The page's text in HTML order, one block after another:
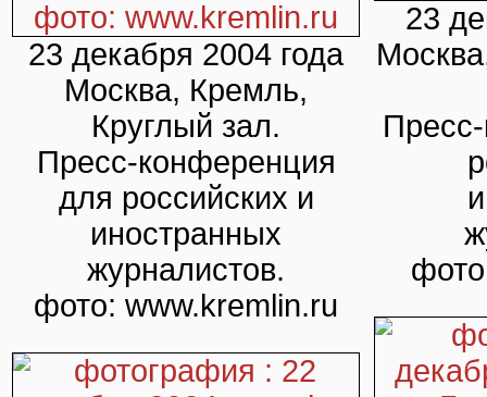
23 декабря 2004 года
Москва, Кремль,
Круглый зал.
Пресс-конференция
для российских и
иностранных
журналистов.
фото: www.kremlin.ru
23